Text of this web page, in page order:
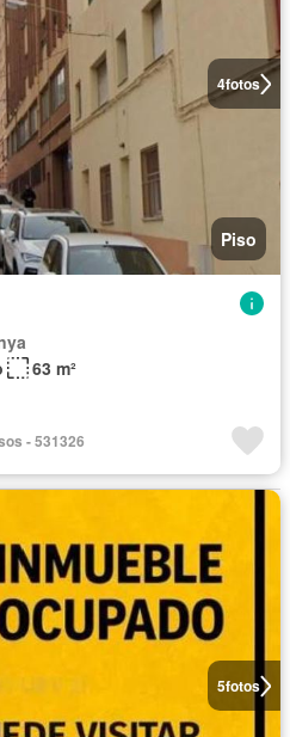
4fotos
Piso
63 m²
- 531326
5fotos